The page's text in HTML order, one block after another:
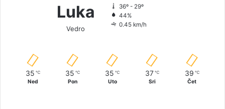
Luka
Vedro
36º - 29º
44%
0.45 km/h
35 ℃
Ned
35 ℃
Pon
35 ℃
Uto
37 ℃
Sri
39 ℃
Čet